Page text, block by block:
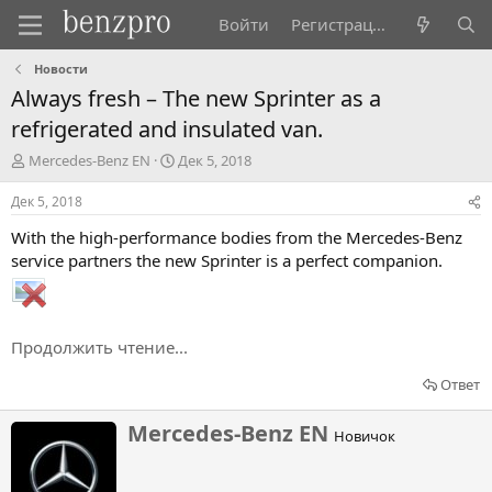
Войти Регистрация
Новости
Always fresh – The new Sprinter as a
refrigerated and insulated van.
А
в
т
о
р
т
е
м
Mercedes-Benz EN
Д
а
а
н
а
Дек 5, 2018
Дек 5, 2018
With the high-performance bodies from the Mercedes-Benz
service partners the new Sprinter is a perfect companion.
Продолжить чтение...
Ответ
Н
аMercedes-Benz EN Новичок